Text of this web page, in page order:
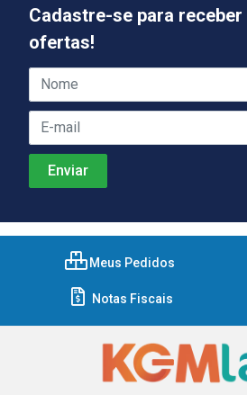
Cadastre-se para
ofertas!
Meus Pedidos
Notas Fiscais